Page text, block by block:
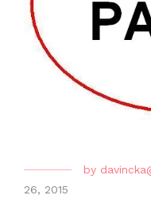
by
26, 2015